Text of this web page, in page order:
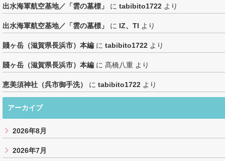
出水海軍航空基地／「雲の墓標」 に tabibito1722 より
出水海軍航空基地／「雲の墓標」 に IZ、TI より
賤ヶ岳（滋賀県長浜市）本編 に tabibito1722 より
賤ヶ岳（滋賀県長浜市）本編 に 髙橋八重 より
恵美須神社（呉市御手洗） に tabibito1722 より
アーカイブ
2026年8月
2026年7月